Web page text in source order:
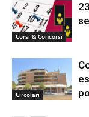
Corsi & Concorsi
Circolari